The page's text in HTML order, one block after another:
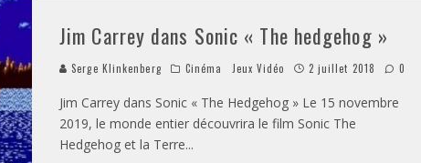
Jim Carrey dans Sonic « The hedgehog »
Serge Klinkenberg Cinéma Jeux Vidéo 2 juillet 2018 0
Jim Carrey dans Sonic « The Hedgehog » Le 15 novembre
2019, le monde entier découvrira le film Sonic The
Hedgehog et la Terre...